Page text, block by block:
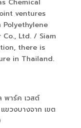
Chemical
ventures
Polyethylene
Ltd. / Siam
there is
in Thailand.
พาร์ค เวสต์
วงบางจาก เขต